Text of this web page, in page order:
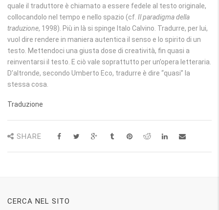
quale il traduttore è chiamato a essere fedele al testo originale,
collocandolo nel tempo e nello spazio (cf. Il paradigma della
traduzione, 1998). Più in là si spinge Italo Calvino. Tradurre, per lui,
vuol dire rendere in maniera autentica il senso e lo spirito di un
testo. Mettendoci una giusta dose di creatività, fin quasi a
reinventarsi il testo. E ciò vale soprattutto per un’opera letteraria.
D’altronde, secondo Umberto Eco, tradurre è dire “quasi” la
stessa cosa.
Traduzione
SHARE
CERCA NEL SITO